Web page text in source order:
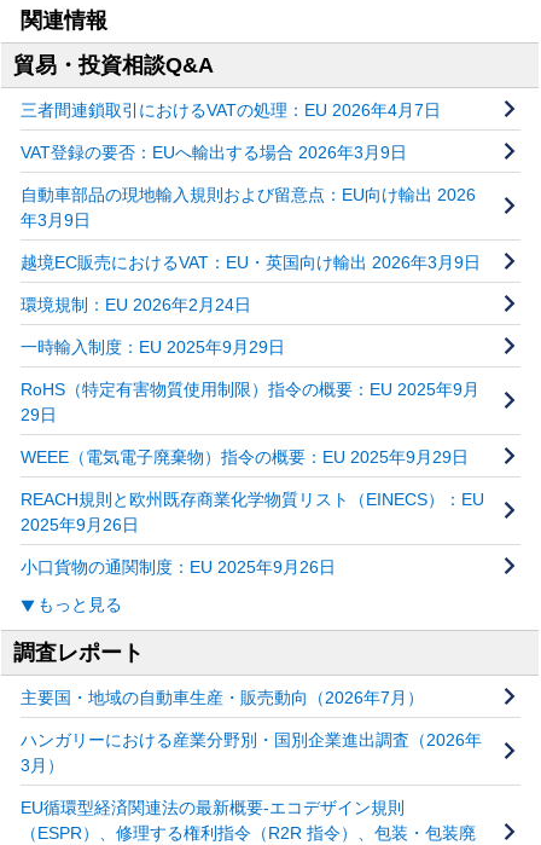
関連情報
貿易・投資相談Q&A
三者間連鎖取引におけるVATの処理：EU 2026年4月7日
VAT登録の要否：EUへ輸出する場合 2026年3月9日
自動車部品の現地輸入規則および留意点：EU向け輸出 2026
年3月9日
越境EC販売におけるVAT：EU・英国向け輸出 2026年3月9日
環境規制：EU 2026年2月24日
一時輸入制度：EU 2025年9月29日
RoHS（特定有害物質使用制限）指令の概要：EU 2025年9月
29日
WEEE（電気電子廃棄物）指令の概要：EU 2025年9月29日
REACH規則と欧州既存商業化学物質リスト（EINECS）：EU
2025年9月26日
小口貨物の通関制度：EU 2025年9月26日
もっと見る
調査レポート
主要国・地域の自動車生産・販売動向（2026年7月）
ハンガリーにおける産業分野別・国別企業進出調査（2026年
3月）
EU循環型経済関連法の最新概要‐エコデザイン規則
（ESPR）、修理する権利指令（R2R 指令）、包装・包装廃